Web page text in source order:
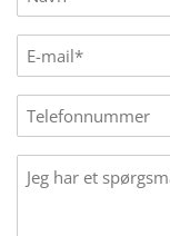
E-
mail(Påkrævet)
Phone
Message